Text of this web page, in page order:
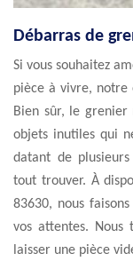
Débarras de
Si vous souhaitez
pièce à vivre, notre
Bien sûr, le grenier
objets inutiles qui
datant de
tout trouver. À
83630, nous
vos attentes. Nous
laisser une pièce